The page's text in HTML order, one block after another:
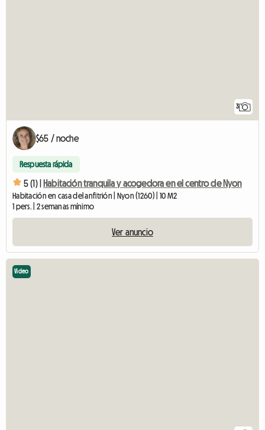
3
$65 / noche
Respuesta rápida
5 (1) | Habitación tranquila y acogedora en el centro de Nyon
Habitación en casa del anfitrión | Nyon (1260) | 10 M2
1 pers. | 2 semanas mínimo
Ver anuncio
Video